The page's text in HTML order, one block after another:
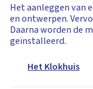
Het aanleggen van
en ontwerpen.
Daarna worden de
geïnstalleerd.
Het Klokhuis